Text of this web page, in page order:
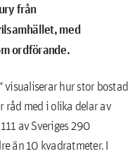
från
med
ordförande.
hur stor bostad
råd med i olika delar av
av Sveriges 290
än 10 kvadratmeter. I